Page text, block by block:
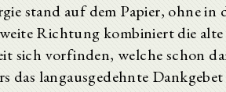
stand auf dem Papier, ohne in
Richtung kombiniert die
sich vorfinden, welche schon
das langausgedehnte